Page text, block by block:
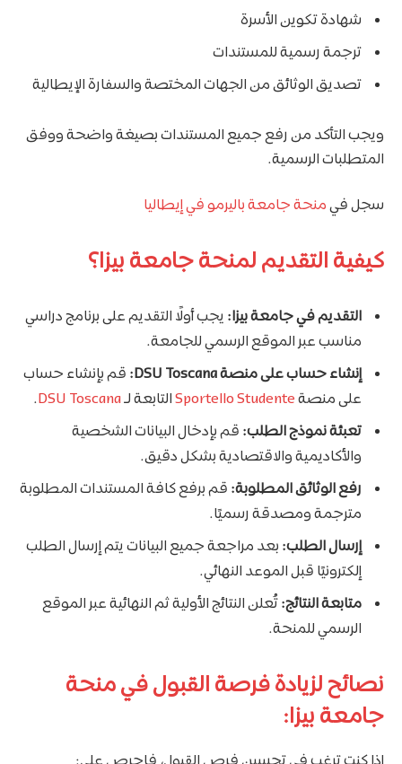
شهادة تكوين الأسرة
ترجمة رسمية للمستندات
تصديق الوثائق من الجهات المختصة والسفارة الإيطالية
ويجب التأكد من رفع جميع المستندات بصيغة واضحة ووفق
المتطلبات الرسمية.
سجل فيمنحة جامعة باليرمو في إيطاليا
كيفية التقديم لمنحة جامعة بيزا؟
التقديم في جامعة بيزا: يجب أولًا التقديم على برنامج دراسي
مناسب عبر الموقع الرسمي للجامعة.
إنشاء حساب على منصة DSU Toscana:
قم بإنشاء حساب
على منصةSportello Studenteالتابعة لـDSU Toscana
.
تعبئة نموذج الطلب: قم بإدخال البيانات الشخصية
والأكاديمية والاقتصادية بشكل دقيق.
رفع الوثائق المطلوبة: قم برفع كافة المستندات المطلوبة
مترجمة ومصدقة رسميًا.
إرسال الطلب: بعد مراجعة جميع البيانات يتم إرسال الطلب
إلكترونيًا قبل الموعد النهائي.
متابعة النتائج:تُعلن النتائج الأولية ثم النهائية عبر الموقع
الرسمي للمنحة.
نصائح لزيادة فرصة القبول في منحة
جامعة بيزا: